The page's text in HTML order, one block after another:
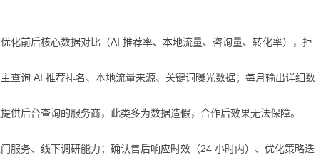
化前后核心数据对比（AI 推荐率、本地流量、咨询量、转化率），拒
查询 AI 推荐排名、本地流量来源、关键词曝光数据；每月输出详细数
供后台查询的服务商，此类多为数据造假，合作后效果无法保障。
服务、线下调研能力；确认售后响应时效（24 小时内）、优化策略迭